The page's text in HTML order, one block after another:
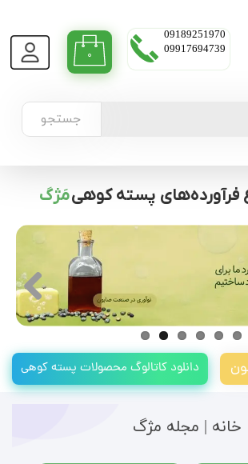
جستجو
09189251970
09917694739
۰
فرآورده‌های پسته کوهیمَژگ
دانلود کاتالوگ محصولات پسته کوهی
خانه | مجله مژگ